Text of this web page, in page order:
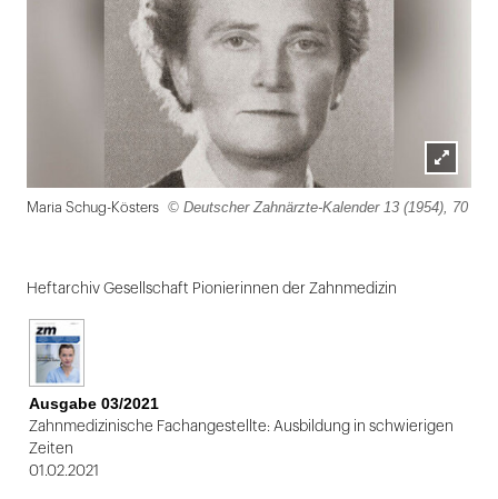
Lightbox
öffnen
Maria Schug-Kösters © Deutscher Zahnärzte-Kalender 13 (1954), 70
1
von
2
Heftarchiv Gesellschaft Pionierinnen der Zahnmedizin
Ausgabe 03/2021
Zahnmedizinische Fachangestellte: Ausbildung in schwierigen
Zeiten
01.02.2021